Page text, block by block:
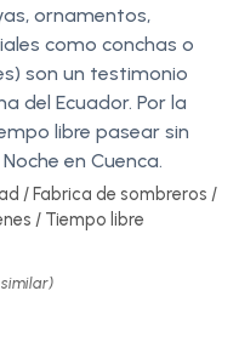
ornamentos,
como conchas o
son un testimonio
del Ecuador. Por la
libre pasear sin
en Cuenca.
/ Fabrica de sombreros /
/ Tiempo libre
similar)